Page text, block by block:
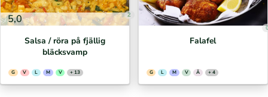
5,0 2
Salsa / röra på fjällig
bläcksvamp
G V L M V + 13
Falafel
G L M V Ä + 4